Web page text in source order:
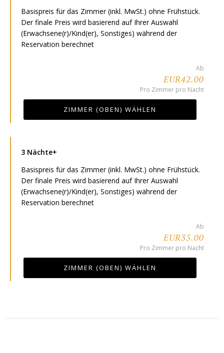
Basispreis für das Zimmer (inkl. MwSt.) ohne Frühstück.
Der finale Preis wird basierend auf Ihrer Auswahl
(Erwachsene(r)/Kind(er), Sonstiges) während der
Reservation berechnet
Ab
EUR42.00
Pro Zimmer pro Nacht
ZIMMER (OBEN) WÄHLEN
3 Nächte+
Basispreis für das Zimmer (inkl. MwSt.) ohne Frühstück.
Der finale Preis wird basierend auf Ihrer Auswahl
(Erwachsene(r)/Kind(er), Sonstiges) während der
Reservation berechnet
Ab
EUR35.00
Pro Zimmer pro Nacht
ZIMMER (OBEN) WÄHLEN